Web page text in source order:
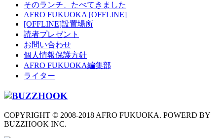
そのランチ、たべてきました
AFRO FUKUOKA [OFFLINE]
[OFFLINE]設置場所
読者プレゼント
お問い合わせ
個人情報保護方針
AFRO FUKUOKA編集部
ライター
COPYRIGHT © 2008-2018 AFRO FUKUOKA. POWERD BY
BUZZHOOK INC.